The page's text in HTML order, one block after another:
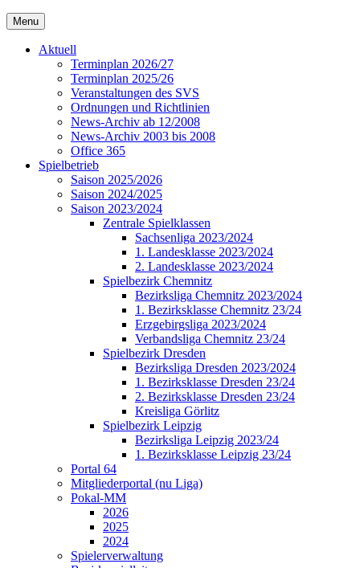
Menu
Aktuell
Terminplan 2026/27
Terminplan 2025/26
Veranstaltungen des SVS
Ordnungen und Richtlinien
News-Archiv ab 12/2008
News-Archiv 2003 bis 2008
Office 365
Spielbetrieb
Saison 2025/2026
Saison 2024/2025
Saison 2023/2024
Zentrale Spielklassen
Sachsenliga 2023/2024
1. Landesklasse 2023/2024
2. Landesklasse 2023/2024
Spielbezirk Chemnitz
Bezirksliga Chemnitz 2023/2024
1. Bezirksklasse Chemnitz 23/24
Erzgebirgsliga 2023/2024
Verbandsliga Chemnitz 23/24
Spielbezirk Dresden
Bezirksliga Dresden 2023/2024
1. Bezirksklasse Dresden 23/24
2. Bezirksklasse Dresden 23/24
Kreisliga Görlitz
Spielbezirk Leipzig
Bezirksliga Leipzig 2023/24
1. Bezirksklasse Leipzig 23/24
Portal 64
Mitgliederportal (nu Liga)
Pokal-MM
2026
2025
2024
Spielerverwaltung